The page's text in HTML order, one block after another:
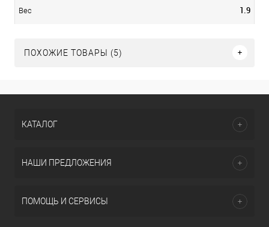
Вес 1.9
ПОХОЖИЕ ТОВАРЫ (5)
КАТАЛОГ
НАШИ ПРЕДЛОЖЕНИЯ
ПОМОЩЬ И СЕРВИСЫ